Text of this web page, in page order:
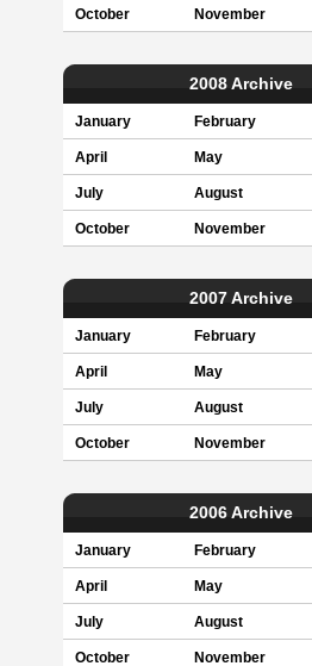
October November
2008 Archive
January February
April May
July August
October November
2007 Archive
January February
April May
July August
October November
2006 Archive
January February
April May
July August
October November